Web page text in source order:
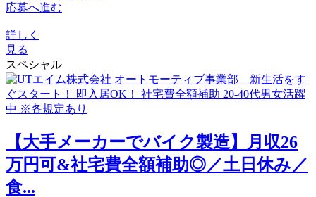
応募へ進む
詳しく
見る
スペシャル
【大手メーカーでバイク製造】月収26
万円可&社宅費全額補助◎／土日休み／
食...